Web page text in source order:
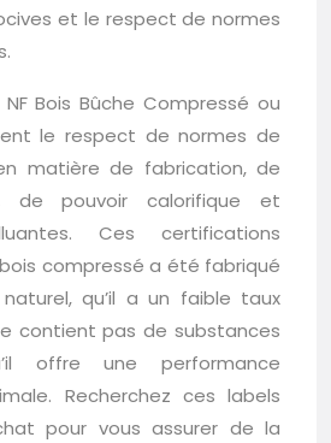
et le respect de normes
Bois Bûche Compressé ou
le respect de normes de
matière de fabrication, de
de pouvoir calorifique et
Ces certifications
compressé a été fabriqué
qu’il a un faible taux
contient pas de substances
offre une performance
Recherchez ces labels
pour vous assurer de la